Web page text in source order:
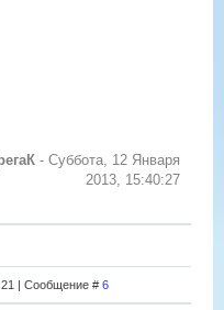
- Суббота, 12 Января
2013, 15:40:27
| Сообщение # 6